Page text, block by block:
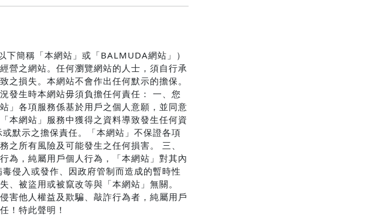
簡稱「本網站」或「BALMUDA網站」）
營之網站。任何瀏覽網站的人士，須自行承
損失。本網站不會作出任何默示的擔保。
發生時本網站毋須負擔任何責任： 一、您
」各項服務係基於用戶之個人意願，並同意
本網站」服務中獲得之資料導致發生任何資
默示之擔保責任。「本網站」不保證各項
之所有風險及可能發生之任何損害。 三、
為，純屬用戶個人行為，「本網站」對其內
侵入或發作、因政府管制而造成的暫時性
、被盜用或被竄改等與「本網站」無關。
害他人權益及欺騙、敲詐行為者，純屬用戶
！特此聲明！